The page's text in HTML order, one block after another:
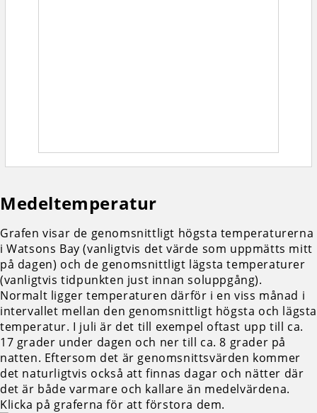
Medeltemperatur
Grafen visar de genomsnittligt högsta temperaturerna
i Watsons Bay (vanligtvis det värde som uppmätts mitt
på dagen) och de genomsnittligt lägsta temperaturer
(vanligtvis tidpunkten just innan soluppgång).
Normalt ligger temperaturen därför i en viss månad i
intervallet mellan den genomsnittligt högsta och lägsta
temperatur. I juli är det till exempel oftast upp till ca.
17 grader under dagen och ner till ca. 8 grader på
natten. Eftersom det är genomsnittsvärden kommer
det naturligtvis också att finnas dagar och nätter där
det är både varmare och kallare än medelvärdena.
Klicka på graferna för att förstora dem.